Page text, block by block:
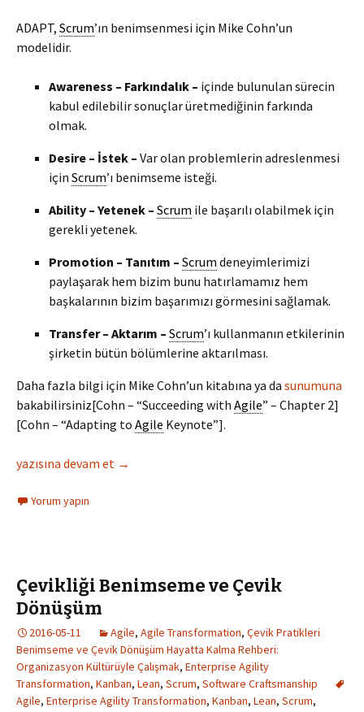
ADAPT, Scrum’ın benimsenmesi için Mike Cohn’un
modelidir.
Awareness – Farkındalık – içinde bulunulan sürecin
kabul edilebilir sonuçlar üretmediğinin farkında
olmak.
Desire – İstek – Var olan problemlerin adreslenmesi
için Scrum’ı benimseme isteği.
Ability – Yetenek – Scrum ile başarılı olabilmek için
gerekli yetenek.
Promotion – Tanıtım – Scrum deneyimlerimizi
paylaşarak hem bizim bunu hatırlamamız hem
başkalarının bizim başarımızı görmesini sağlamak.
Transfer – Aktarım – Scrum’ı kullanmanın etkilerinin
şirketin bütün bölümlerine aktarılması.
Daha fazla bilgi için Mike Cohn’un kitabına ya da sunumuna
bakabilirsiniz[Cohn – “Succeeding with Agile” – Chapter 2]
[Cohn – “Adapting to Agile Keynote”].
Çeviklikte Gözlem ve Adaptasyon Ne Zaman Kullanılır?
yazısına devam et →
Yorum yapın
Çevikliği Benimseme ve Çevik
Dönüşüm
2016-05-11 Agile, Agile Transformation, Çevik Pratikleri
Benimseme ve Çevik Dönüşüm Hayatta Kalma Rehberi:
Organizasyon Kültürüyle Çalışmak, Enterprise Agility
Transformation, Kanban, Lean, Scrum, Software Craftsmanship
Agile, Enterprise Agility Transformation, Kanban, Lean, Scrum,